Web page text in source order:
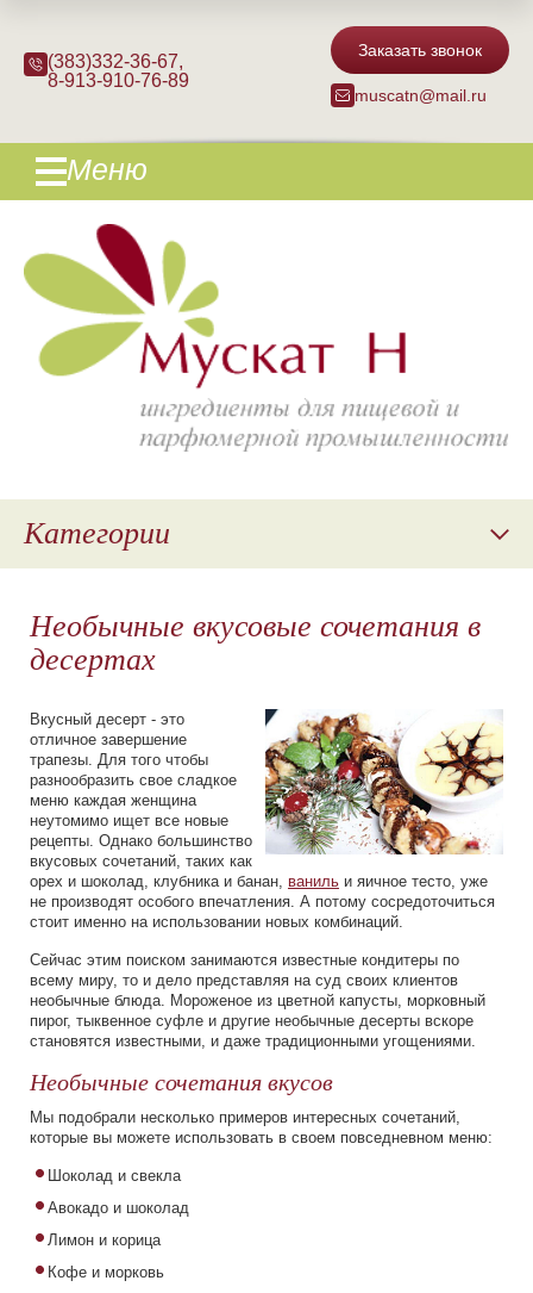
(383)332-36-67,
8-913-910-76-89
Заказать звонок
muscatn@mail.ru
Меню
Категории
Ароматизаторы
Наполнители для молочной продукции
Косметическое сырье
Пищевые красители
Парфюмерные композиции
Необычные вкусовые сочетания в
десертах
Вкусный десерт - это
отличное завершение
трапезы. Для того чтобы
разнообразить свое сладкое
меню каждая женщина
неутомимо ищет все новые
рецепты. Однако большинство
вкусовых сочетаний, таких как
орех и шоколад, клубника и банан, ваниль и яичное тесто, уже
не производят особого впечатления. А потому сосредоточиться
стоит именно на использовании новых комбинаций.
Сейчас этим поиском занимаются известные кондитеры по
всему миру, то и дело представляя на суд своих клиентов
необычные блюда. Мороженое из цветной капусты, морковный
пирог, тыквенное суфле и другие необычные десерты вскоре
становятся известными, и даже традиционными угощениями.
Необычные сочетания вкусов
Мы подобрали несколько примеров интересных сочетаний,
которые вы можете использовать в своем повседневном меню:
Шоколад и свекла
Авокадо и шоколад
Лимон и корица
Кофе и морковь